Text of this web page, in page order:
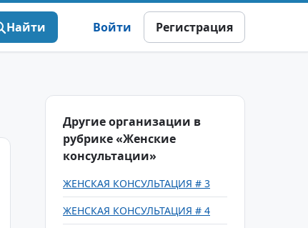
Найти Войти Регистрация
Другие организации в
рубрике «Женские
консультации»
ЖЕНСКАЯ КОНСУЛЬТАЦИЯ # 3
ЖЕНСКАЯ КОНСУЛЬТАЦИЯ # 4